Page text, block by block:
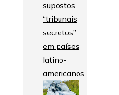
supostos
“tribunais
secretos”
em países
latino-
americanos